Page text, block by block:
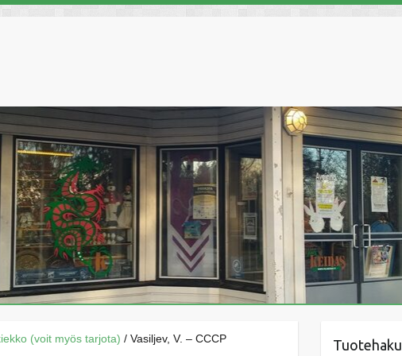
(voit myös tarjota) / Vasiljev, V. – CCCP Tuotehaku